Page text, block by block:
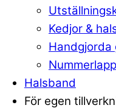
Kedjor &
Handgjorda
Halsband
För egen